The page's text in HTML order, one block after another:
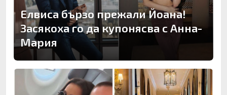
Елвиса бързо прежали Йоана!
Засякоха го да купонясва с Анна-
Мария